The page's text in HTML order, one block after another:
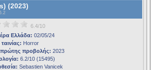
(2023)
6.4/10
Ελλάδα: 02/05/24
Horror
προβολής: 2023
6.2/10 (15495)
Sebastien Vanicek